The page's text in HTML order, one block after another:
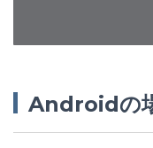
Androidの